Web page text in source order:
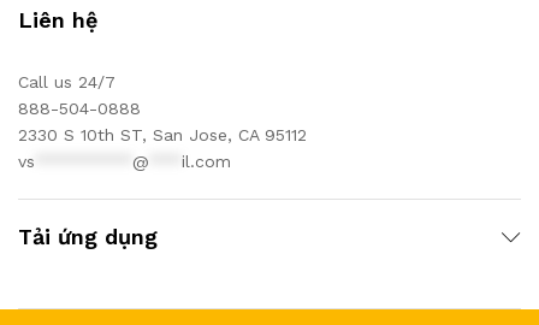
Liên hệ
Call us 24/7
888-504-0888
2330 S 10th ST, San Jose, CA 95112
vs
@ il.com
Tải ứng dụng